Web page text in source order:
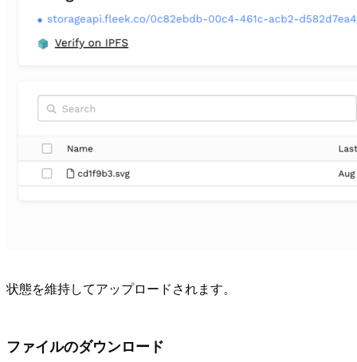
状態を維持してアップロードされます。
ファイルのダウンロード